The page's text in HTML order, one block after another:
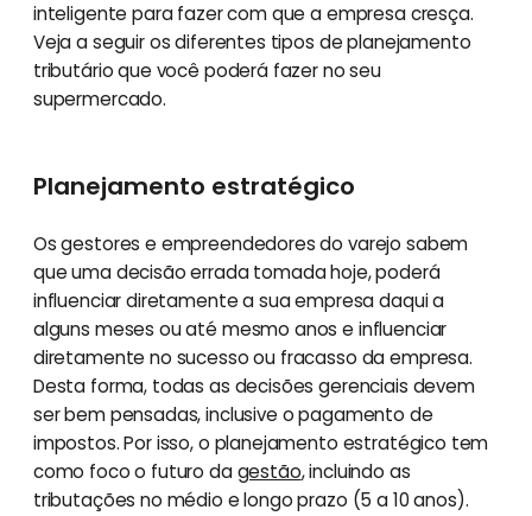
inteligente para fazer com que a empresa cresça.
Veja a seguir os diferentes tipos de planejamento
tributário que você poderá fazer no seu
supermercado.
Planejamento estratégico
Os gestores e empreendedores do varejo sabem
que uma decisão errada tomada hoje, poderá
influenciar diretamente a sua empresa daqui a
alguns meses ou até mesmo anos e influenciar
diretamente no sucesso ou fracasso da empresa.
Desta forma, todas as decisões gerenciais devem
ser bem pensadas, inclusive o pagamento de
impostos. Por isso, o planejamento estratégico tem
como foco o futuro dagestão, incluindo as
tributações no médio e longo prazo (5 a 10 anos).